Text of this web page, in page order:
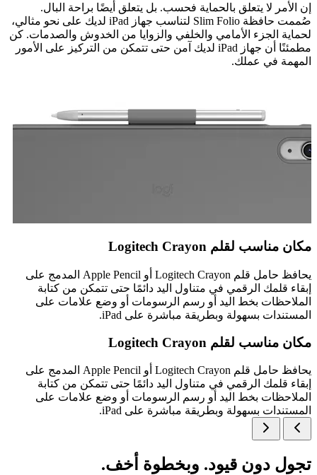
إن الأمر لا يتعلق بالحماية فحسب. بل يتعلق أيضًا براحة البال.
صُممت حافظة Slim Folio لتناسب جهاز iPad لديك على نحو مثالي،
لحماية الجزء الأمامي والخلفي والزوايا من الخدوش والصدمات. كن
مطمئنًا أن جهاز iPad لديك آمن حتى تتمكن من التركيز على الأمور
المهمة في عملك.
مكان مناسب لقلم Logitech Crayon
يحافظ حامل قلم Logitech Crayon أو Apple Pencil المدمج على
إبقاء قلمك الرقمي في متناول اليد دائمًا حتى تتمكن من كتابة
الملاحظات بخط اليد أو رسم الرسومات أو وضع علامات على
المستندات بسهولة وبطريقة مباشرة على iPad.
مكان مناسب لقلم Logitech Crayon
يحافظ حامل قلم Logitech Crayon أو Apple Pencil المدمج على
إبقاء قلمك الرقمي في متناول اليد دائمًا حتى تتمكن من كتابة
الملاحظات بخط اليد أو رسم الرسومات أو وضع علامات على
المستندات بسهولة وبطريقة مباشرة على iPad.
تجول دون قيود. وبخطوة أخف.